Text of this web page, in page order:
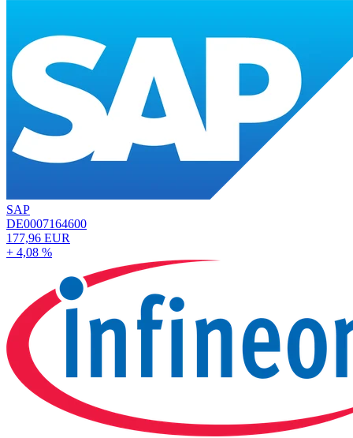
SAP
DE0007164600
177,96 EUR
+ 4,08 %